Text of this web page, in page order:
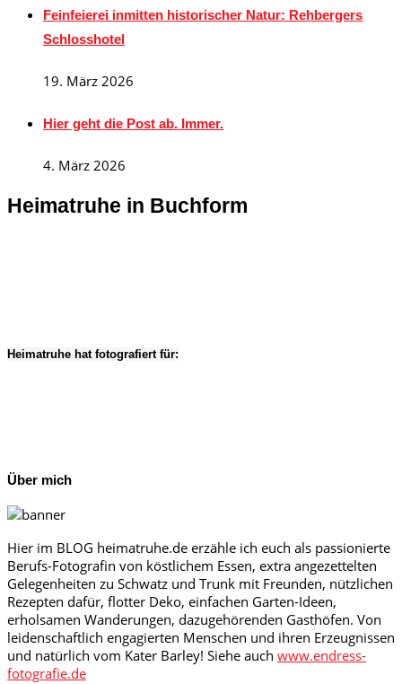
Feinfeierei inmitten historischer Natur: Rehbergers
Schlosshotel
19. März 2026
Hier geht die Post ab. Immer.
4. März 2026
Heimatruhe in Buchform
Heimatruhe hat fotografiert für:
Über mich
Hier im BLOG heimatruhe.de erzähle ich euch als passionierte
Berufs-Fotografin von köstlichem Essen, extra angezettelten
Gelegenheiten zu Schwatz und Trunk mit Freunden, nützlichen
Rezepten dafür, flotter Deko, einfachen Garten-Ideen,
erholsamen Wanderungen, dazugehörenden Gasthöfen. Von
leidenschaftlich engagierten Menschen und ihren Erzeugnissen
und natürlich vom Kater Barley! Siehe auch www.endress-
fotografie.de